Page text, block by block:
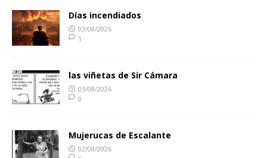
Días incendiados
03/08/2026
1
las viñetas de Sir Cámara
03/08/2026
0
Mujerucas de Escalante
02/08/2026